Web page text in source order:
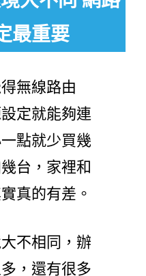
最重要
無線路由
定就能夠連
點就少買幾
台，家裡和
真的有差。
不相同，辦
，還有很多